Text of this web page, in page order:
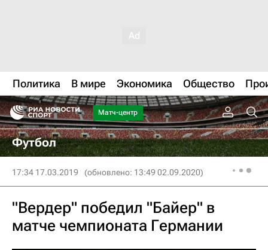
Политика В мире Экономика Общество
Матч-центр
Футбол
17:34 17.03.2019 (обновлено: 13:49 02.09.2020)
"Вердер" победил "Байер" в
матче чемпионата Германии